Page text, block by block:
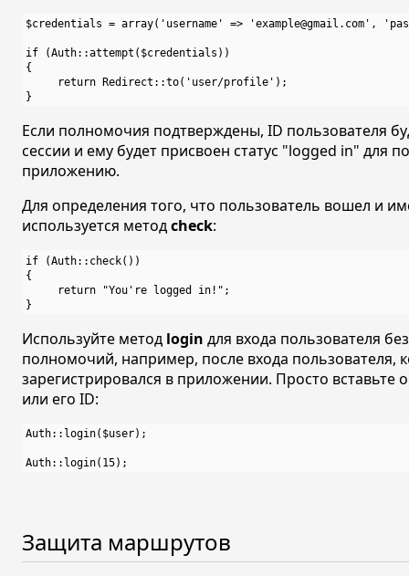
$credentials = array('username' => 'example@gmail.com',
if (Auth::attempt($credentials))
{
     return Redirect::to('user/profile');
Если полномочия подтверждены, ID пользователя
сессии и ему будет присвоен статус "logged in" для
приложению.
Для определения того, что пользователь вошел и
используется методcheck:
if (Auth::check())
{
     return "You're logged in!";
Используйте метод login для входа пользователя
полномочий, например, после входа пользователя,
зарегистрировался в приложении. Просто вставьте
или его ID:
Auth::login($user);
Защита маршрутов